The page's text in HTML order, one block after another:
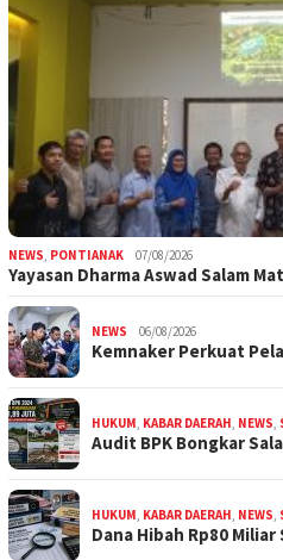
NEWS, PONTIANAK 07/08/2026
Yayasan Dharma Aswad Salam
NEWS 06/08/2026
Kemnaker Perkuat
HUKUM, KABAR DAERAH, NEWS,
Audit BPK Bongkar
HUKUM, KABAR DAERAH, NEWS,
Dana Hibah Rp80